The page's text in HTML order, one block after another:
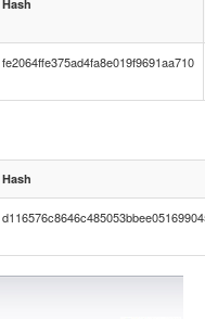
Hash
fe2064ffe375ad4fa8e019f9691aa710
Hash